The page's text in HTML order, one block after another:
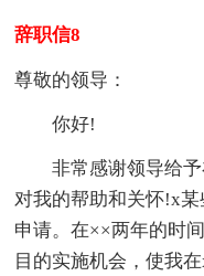
辞职信8
尊敬的领导：
你好!
非常感谢领导给予
对我的帮助和关怀!x
申请。在××两年的时
目的实施机会，使我